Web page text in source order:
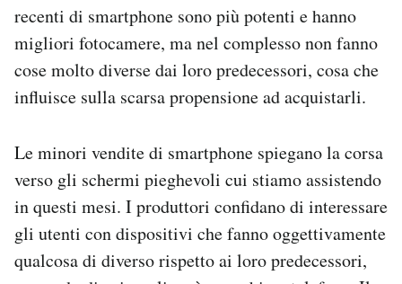
recenti di smartphone sono più potenti e hanno
migliori fotocamere, ma nel complesso non fanno
cose molto diverse dai loro predecessori, cosa che
influisce sulla scarsa propensione ad acquistarli.
Le minori vendite di smartphone spiegano la corsa
verso gli schermi pieghevoli cui stiamo assistendo
in questi mesi. I produttori confidano di interessare
gli utenti con dispositivi che fanno oggettivamente
qualcosa di diverso rispetto ai loro predecessori,